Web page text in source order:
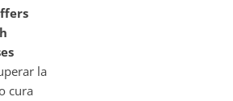
la
cura